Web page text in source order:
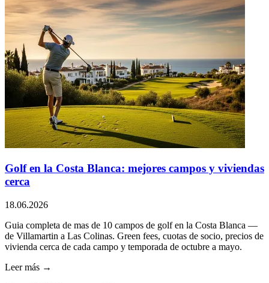
Golf en la Costa Blanca: mejores campos y viviendas
cerca
18.06.2026
Guia completa de mas de 10 campos de golf en la Costa Blanca —
de Villamartin a Las Colinas. Green fees, cuotas de socio, precios de
vivienda cerca de cada campo y temporada de octubre a mayo.
Leer más →